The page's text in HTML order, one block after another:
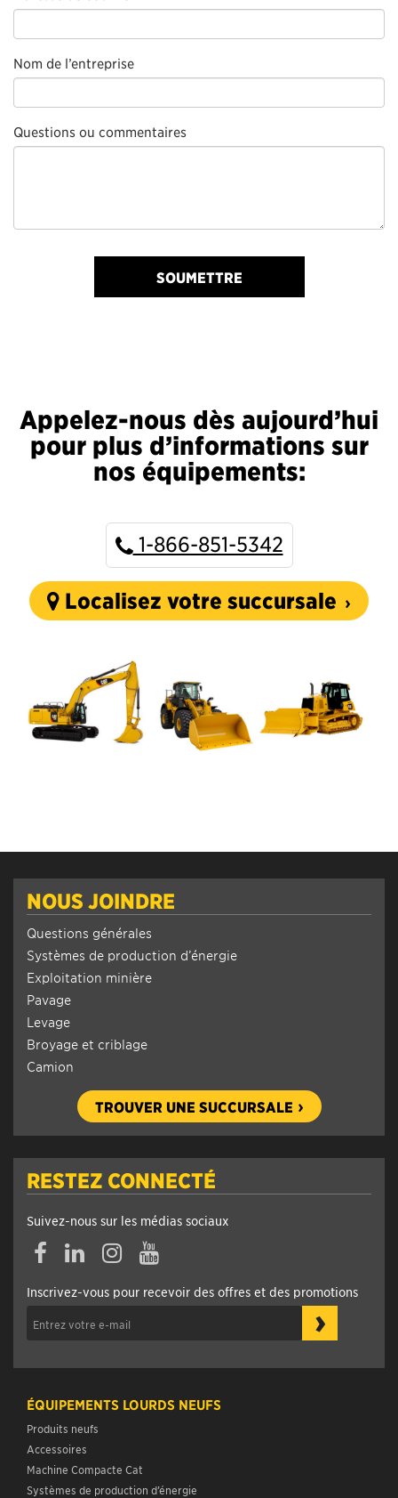
Nom de l’entreprise
Questions ou commentaires
SOUMETTRE
Appelez-nous dès aujourd’hui
pour plus d’informations sur
nos équipements:
1-866-851-5342
Localisez votre succursale
NOUS JOINDRE
Questions générales
Systèmes de production d’énergie
Exploitation minière
Pavage
Levage
Broyage et criblage
Camion
TROUVER UNE SUCCURSALE
RESTEZ CONNECTÉ
Suivez-nous sur les médias sociaux
Inscrivez-vous pour recevoir des offres et des promotions
›
ÉQUIPEMENTS LOURDS NEUFS
Produits neufs
Accessoires
Machine Compacte Cat
Systèmes de production d’énergie